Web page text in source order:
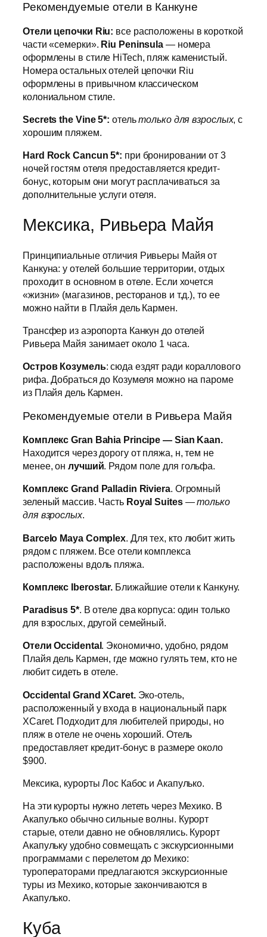
Рекомендуемые отели в Канкуне
Отели цепочки Riu: все расположены в короткой
части «семерки». Riu Peninsula — номера
оформлены в стиле HiTech, пляж каменистый.
Номера остальных отелей цепочки Riu
оформлены в привычном классическом
колониальном стиле.
Secrets the Vine 5*: отельтолько для взрослых, с
хорошим пляжем.
Hard Rock Cancun 5*: при бронировании от 3
ночей гостям отеля предоставляется кредит-
бонус, которым они могут расплачиваться за
дополнительные услуги отеля.
Мексика, Ривьера Майя
Принципиальные отличия Ривьеры Майя от
Канкуна: у отелей большие территории, отдых
проходит в основном в отеле. Если хочется
«жизни» (магазинов, ресторанов и т.д.), то ее
можно найти в Плайя дель Кармен.
Трансфер из аэропорта Канкун до отелей
Ривьера Майя занимает около 1 часа.
Остров Козумель: сюда ездят ради кораллового
рифа. Добраться до Козумеля можно на пароме
из Плайя дель Кармен.
Рекомендуемые отели в Ривьера Майя
Комплекс Gran Bahia Principe — Sian Kaan.
Находится через дорогу от пляжа, н, тем не
менее, онлучший. Рядом поле для гольфа.
Комплекс Grand Palladin Riviera. Огромный
зеленый массив. Часть Royal Suites—только
для взрослых.
Barcelo Maya Complex . Для тех, кто любит жить
рядом с пляжем. Все отели комплекса
расположены вдоль пляжа.
Комплекс Iberostar. Ближайшие отели к Канкуну.
Paradisus 5*. В отеле два корпуса: один только
для взрослых, другой семейный.
Отели Occidental . Экономично, удобно, рядом
Плайя дель Кармен, где можно гулять тем, кто не
любит сидеть в отеле.
Occidental Grand XCaret. Эко-отель,
расположенный у входа в национальный парк
XCaret. Подходит для любителей природы, но
пляж в отеле не очень хороший. Отель
предоставляет кредит-бонус в размере около
$900.
Мексика, курорты Лос Кабос и Акапулько.
На эти курорты нужно лететь через Мехико. В
Акапулько обычно сильные волны. Курорт
старые, отели давно не обновлялись. Курорт
Акапульку удобно совмещать с экскурсионными
программами с перелетом до Мехико:
туроператорами предлагаются экскурсионные
туры из Мехико, которые закончиваются в
Акапулько.
Куба